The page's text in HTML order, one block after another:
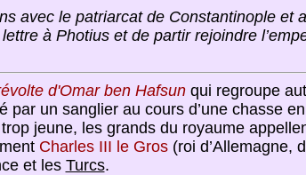
avec le patriarcat de Constantinople et
à Photius et de partir rejoindre
d'Omar ben Hafsunqui regroupe
un sanglier au cours d’une chasse
jeune, les grands du royaume
Charles III le Gros(roi d’Allemagne,
et les Turcs.